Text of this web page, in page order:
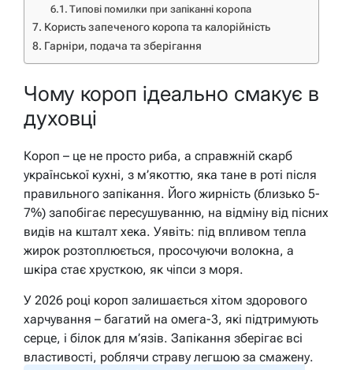
Типові помилки при запіканні коропа
Користь запеченого коропа та калорійність
Гарніри, подача та зберігання
Чому короп ідеально смакує в
духовці
Короп – це не просто риба, а справжній скарб
української кухні, з м’якоттю, яка тане в роті після
правильного запікання. Його жирність (близько 5-
7%) запобігає пересушуванню, на відміну від пісних
видів на кшталт хека. Уявіть: під впливом тепла
жирок розтоплюється, просочуючи волокна, а
шкіра стає хрусткою, як чіпси з моря.
У 2026 році короп залишається хітом здорового
харчування – багатий на омега-3, які підтримують
серце, і білок для м’язів. Запікання зберігає всі
властивості, роблячи страву легшою за смажену.